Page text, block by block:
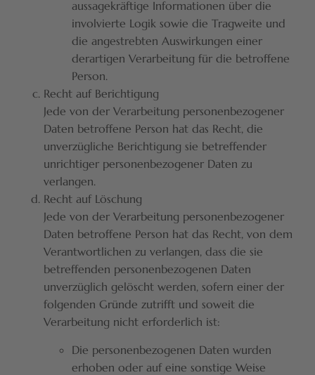
aussagekräftige Informationen über die
involvierte Logik sowie die Tragweite und
die angestrebten Auswirkungen einer
derartigen Verarbeitung für die betroffene
Person.
Recht auf Berichtigung
Jede von der Verarbeitung personenbezogener
Daten betroffene Person hat das Recht, die
unverzügliche Berichtigung sie betreffender
unrichtiger personenbezogener Daten zu
verlangen.
Recht auf Löschung
Jede von der Verarbeitung personenbezogener
Daten betroffene Person hat das Recht, von dem
Verantwortlichen zu verlangen, dass die sie
betreffenden personenbezogenen Daten
unverzüglich gelöscht werden, sofern einer der
folgenden Gründe zutrifft und soweit die
Verarbeitung nicht erforderlich ist:
Die personenbezogenen Daten wurden
erhoben oder auf eine sonstige Weise